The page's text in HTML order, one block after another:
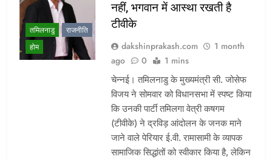
तमिलनाडु
राजनीति
होम
नहीं, भगवान में आस्था रखती है
टीवीके
dakshinprakash.com
1 month
ago
0 1 mins
चेन्नई। तमिलनाडु के मुख्यमंत्री सी. जोसेफ
विजय ने सोमवार को विधानसभा में स्पष्ट किया
कि उनकी पार्टी तमिलगा वेत्री कषगम
(टीवीके) ने द्रविड़ आंदोलन के जनक माने
जाने वाले पेरियार ई.वी. रामासामी के व्यापक
सामाजिक सिद्धांतों को स्वीकार किया है, लेकिन